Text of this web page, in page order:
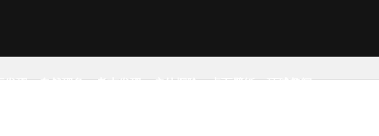
发现 自然现象 考古发现 户外探险 桌面壁纸 环球趣闻